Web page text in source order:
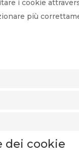
i cookie
più
dei cookie